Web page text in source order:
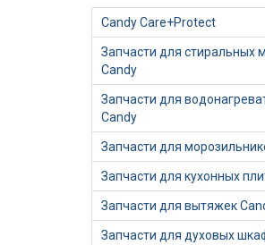
Candy Care+Protect
Запчасти для стиральных
Candy
Запчасти для
Candy
Запчасти для
Запчасти для кухонных
Запчасти для вытяжек
Запчасти для духовых